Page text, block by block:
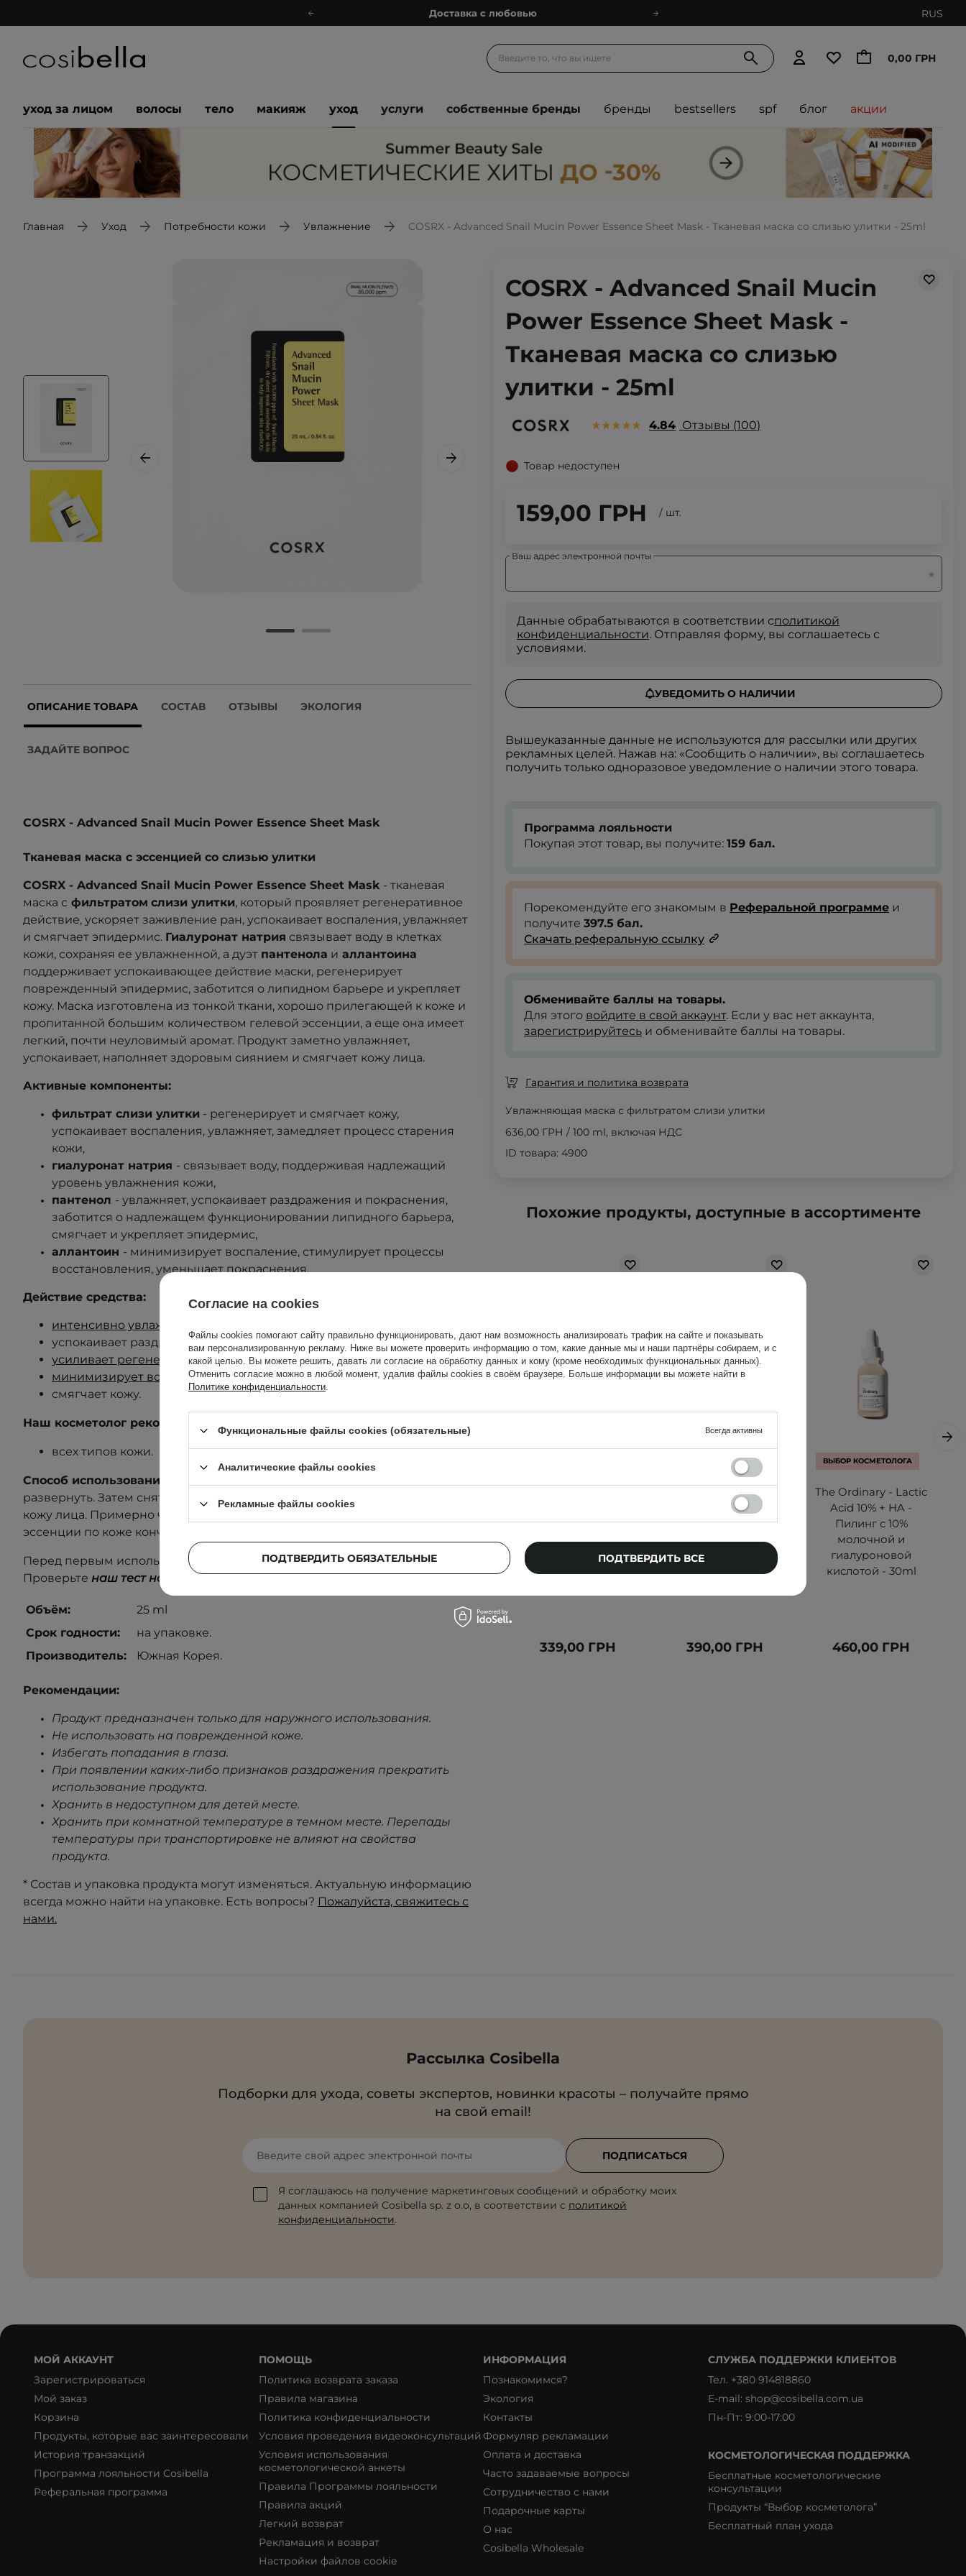
Доставка с любовью
Блог
Познакомимся?
Доставка с любовью
Подарочные карты
RUS
0,00 ГРН
уход за лицом волосы тело макияж уход услуги собственные бренды бренды bestsellers spf блог акции
Главная Уход Потребности кожи Увлажнение COSRX - Advanced Snail Mucin Power Essence Sheet Mask - Тканевая маска со слизью улитки - 25ml
ОПИСАНИЕ ТОВАРА СОСТАВ ОТЗЫВЫ ЭКОЛОГИЯ
ЗАДАЙТЕ ВОПРОС
COSRX - Advanced Snail Mucin Power Essence Sheet Mask
Тканевая маска с эссенцией со слизью улитки
COSRX - Advanced Snail Mucin Power Essence Sheet Mask - тканевая
маска с фильтратом слизи улитки, который проявляет регенеративное
действие, ускоряет заживление ран, успокаивает воспаления, увлажняет
и смягчает эпидермис. Гиалуронат натрия связывает воду в клетках
кожи, сохраняя ее увлажненной, а дуэт пантенола и аллантоина
поддерживает успокаивающее действие маски, регенерирует
поврежденный эпидермис, заботится о липидном барьере и укрепляет
кожу. Маска изготовлена из тонкой ткани, хорошо прилегающей к коже и
пропитанной большим количеством гелевой эссенции, а еще она имеет
легкий, почти неуловимый аромат. Продукт заметно увлажняет,
успокаивает, наполняет здоровым сиянием и смягчает кожу лица.
Активные компоненты:
фильтрат слизи улитки - регенерирует и смягчает кожу,
успокаивает воспаления, увлажняет, замедляет процесс старения
кожи,
гиалуронат натрия - связывает воду, поддерживая надлежащий
уровень увлажнения кожи,
пантенол - увлажняет, успокаивает раздражения и покраснения,
заботится о надлежащем функционировании липидного барьера,
смягчает и укрепляет эпидермис,
аллантоин - минимизирует воспаление, стимулирует процессы
восстановления, уменьшает покраснения.
Действие средства:
интенсивно увлажняет
успокаивает раздраженную и покрасневшую кожу,
усиливает регенерацию эпидермиса,
минимизирует воспаление,
смягчает кожу.
Наш косметолог рекомендует средство для:
всех типов кожи.
Способ использования:
развернуть. Затем снять защитную пленку и нанести маску на чистую
кожу лица. Примерно через 20 мин снять маску и распределить остатки
эссенции по коже кончиками пальцев.
Перед первым использованием выполните тест на аллергию.
Проверьте наш тест на аллергию, чтобы узнать больше.
Объём:
25 ml
Срок годности:
на упаковке.
Производитель:
Южная Корея.
Рекомендации:
Продукт предназначен только для наружного использования.
Не использовать на поврежденной коже.
Избегать попадания в глаза.
При появлении каких-либо признаков раздражения прекратить
использование продукта.
Хранить в недоступном для детей месте.
Хранить при комнатной температуре в темном месте. Перепады
температуры при транспортировке не влияют на свойства
продукта.
* Состав и упаковка продукта могут изменяться. Актуальную информацию
всегда можно найти на упаковке. Есть вопросы? Пожалуйста, свяжитесь с
нами.
COSRX - Advanced Snail Mucin
Power Essence Sheet Mask -
Тканевая маска со слизью
улитки - 25ml
4.84 Отзывы 100
Товар недоступен
159,00 ГРН / шт.
Ваш адрес электронной почты
Данные обрабатываются в соответствии сполитикой
конфиденциальности. Отправляя форму, вы соглашаетесь с
условиями.
УВЕДОМИТЬ О НАЛИЧИИ
Вышеуказанные данные не используются для рассылки или других
рекламных целей. Нажав на: «Сообщить о наличии», вы соглашаетесь
получить только одноразовое уведомление о наличии этого товара.
Программа лояльности
Покупая этот товар, вы получите: 159 бал.
Порекомендуйте его знакомым в Реферальной программе и
получите 397.5 бал.
Скачать реферальную ссылку
Обменивайте баллы на товары.
Для этого войдите в свой аккаунт. Если у вас нет аккаунта,
зарегистрируйтесь и обменивайте баллы на товары.
Гарантия и политика возврата
Увлажняющая маска с фильтратом слизи улитки
636,00 ГРН / 100 ml, включая НДС
ID товара: 4900
Похожие продукты, доступные в ассортименте
HA - Увлажняющий
крем с гиалуроновой
кислотой - 30ml
339,00 ГРН
The Ordinary - 100%
Organic Cold Pressed
Moroccan Argan Oil -
Марокканское
аргановое масло
холодного отжима -
390,00 ГРН
ВЫБОР КОСМЕТОЛОГА
The Ordinary - Lactic
Acid 10% + HA -
Пилинг с 10%
молочной и
гиалуроновой
кислотой - 30ml
460,00 ГРН
Рассылка Cosibella
Подборки для ухода, советы экспертов, новинки красоты – получайте прямо
на свой email!
Введите свой адрес электронной почты
Я соглашаюсь на получение маркетинговых сообщений и обработку моих
данных компанией Cosibella sp. z o.o, в соответствии с политикой
конфиденциальности.
ПОДПИСАТЬСЯ
МОЙ АККАУНТ
Зарегистрироваться
Мой заказ
Корзина
Продукты, которые вас заинтересовали
История транзакций
Программа лояльности Cosibella
Реферальная программа
ПОМОЩЬ
Политика возврата заказа
Правила магазина
Политика конфиденциальности
Условия проведения видеоконсультаций
Условия использования
косметологической анкеты
Правила Программы лояльности
Правила акций
Легкий возврат
Рекламация и возврат
Настройки файлов cookie
ИНФОРМАЦИЯ
Познакомимся?
Экология
Контакты
Формуляр рекламации
Оплата и доставка
Часто задаваемые вопросы
Сотрудничество с нами
Подарочные карты
О нас
Cosibella Wholesale
СЛУЖБА ПОДДЕРЖКИ КЛИЕНТОВ
Тел. +380 914818860
E-mail: shop@cosibella.com.ua
Пн-Пт: 9:00-17:00
КОСМЕТОЛОГИЧЕСКАЯ ПОДДЕРЖКА
Бесплатные косметологические
консультации
Продукты “Выбор косметолога”
Бесплатный план ухода
Согласие на cookies
Файлы cookies помогают сайту правильно функционировать, дают нам возможность анализировать трафик на сайте и показывать
вам персонализированную рекламу. Ниже вы можете проверить информацию о том, какие данные мы и наши партнёры собираем, и с
какой целью. Вы можете решить, давать ли согласие на обработку данных и кому (кроме необходимых функциональных данных).
Отменить согласие можно в любой момент, удалив файлы cookies в своём браузере. Больше информации вы можете найти в
Политике конфиденциальности.
Функциональные файлы cookies (обязательные) Всегда активны
Аналитические файлы cookies
Рекламные файлы cookies
ПОДТВЕРДИТЬ ОБЯЗАТЕЛЬНЫЕ ПОДТВЕРДИТЬ ВСЕ